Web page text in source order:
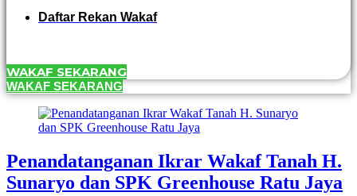
Daftar Rekan Wakaf
WAKAF SEKARANG
WAKAF SEKARANG
Penandatanganan Ikrar Wakaf Tanah H.
Sunaryo dan SPK Greenhouse Ratu Jaya